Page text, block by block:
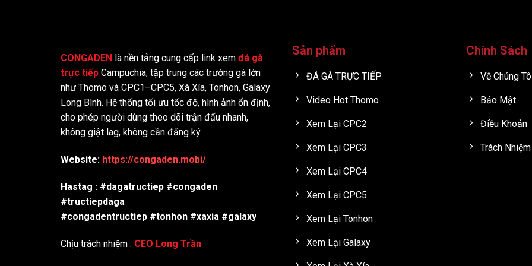
CONGADEN là nền tảng cung cấp link xem đá gà
trực tiếp Campuchia, tập trung các trường gà lớn
như Thomo và CPC1–CPC5, Xà Xía, Tonhon, Galaxy
Long Bình. Hệ thống tối ưu tốc độ, hình ảnh ổn định,
cho phép người dùng theo dõi trận đấu nhanh,
không giật lag, không cần đăng ký.
Website: https://congaden.mobi/
Hastag : #dagatructiep #congaden
#tructiepdaga
#congadentructiep #tonhon #xaxia #galaxy
Chịu trách nhiệm : CEO Long Trần
Sản phẩm
ĐÁ GÀ TRỰC TIẾP
Video Hot Thomo
Xem Lại CPC2
Xem Lại CPC3
Xem Lại CPC4
Xem Lại CPC5
Xem Lại Tonhon
Xem Lại Galaxy
Chính Sách
Về Chúng
Bảo Mật
Điều Khoản
Trách Nhiệm